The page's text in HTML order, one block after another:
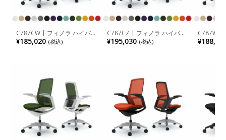
C787CW | フィノラ ハイバッ
ク 座クッション アジャスト
アーム ホワイトパネル ポリ
¥185,020 (税込)
C787CZ | フィノラ ハイバッ
ク 座クッション アジャスト
アーム ホワイトパネル ポリ
¥195,030 (税込)
C787WZ
ク 座クッ
アーム ホ